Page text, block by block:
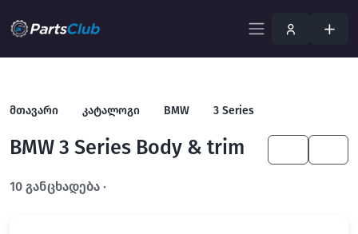
მთავარი კატალოგი BMW 3 Series
BMW 3 Series Body & trim
10 განცხადება ·